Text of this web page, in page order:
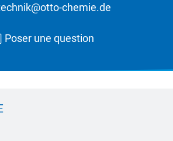
chemie.de
Poser une question